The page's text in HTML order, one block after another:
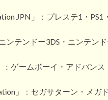
JPN」：プレステ1・
ンテンドー3DS・ニンテン
：ゲームボーイ・アドバン
」：セガサターン・メ